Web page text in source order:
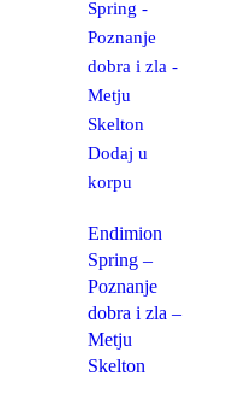
Dodaj u
korpu
Endimion
Spring –
Poznanje
dobra i zla –
Metju
Skelton